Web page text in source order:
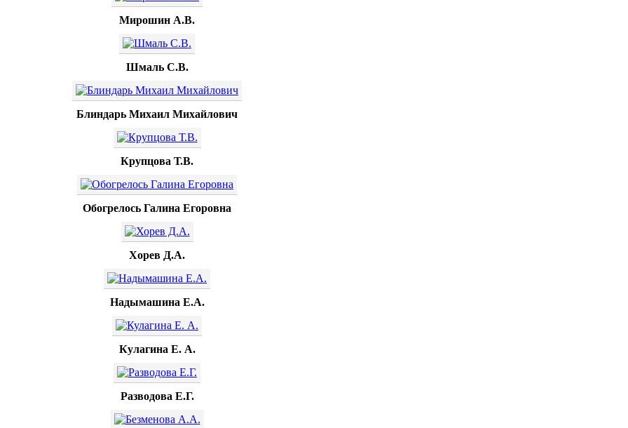
Мирошин А.В.
Шмаль С.В.
Блиндарь Михаил Михайлович
Крупцова Т.В.
Обогрелось Галина Егоровна
Хорев Д.А.
Надымашина Е.А.
Кулагина Е. А.
Разводова Е.Г.